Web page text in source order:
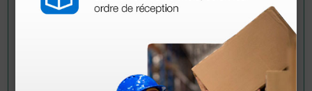
Pregúntale a un colega
¿Todavía tienes alguna duda? ¿Necesitas más
Envía ahora mismo tu pregunta a los colegas que ya
han adquirido este producto.